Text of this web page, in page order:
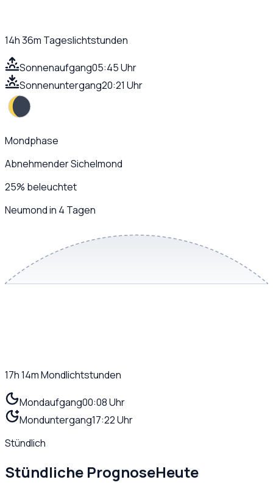
14h 36m Tageslichtstunden
Sonnenaufgang05:45 Uhr
Sonnenuntergang20:21 Uhr
Mondphase
Abnehmender Sichelmond
25% beleuchtet
Neumond in 4 Tagen
17h 14mMondlichtstunden
Mondaufgang00:08 Uhr
Monduntergang17:22 Uhr
Stündlich
Stündliche PrognoseHeute